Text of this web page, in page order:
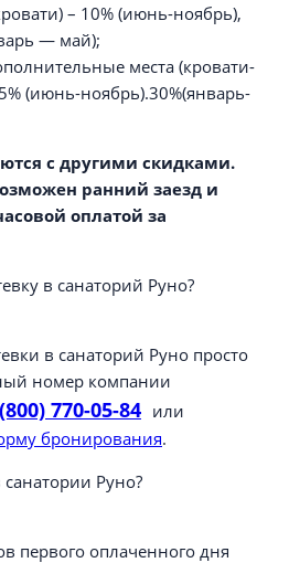
– 10% (июнь-ноябрь),
— май);
места (кровати-
(июнь-ноябрь).30%(январь-
с другими скидками.
ранний заезд и
оплатой за
в санаторий Руно?
в санаторий Руно просто
номер компании
770-05-84 или
бронирования.
Руно?
первого оплаченного дня